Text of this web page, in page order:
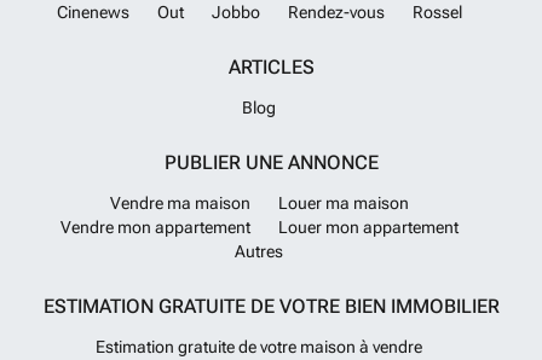
Adriatique et de la réserve marine de Torre Guaceto,à 25 minutes
heure de Lecce.Une villa d’exception qui associe design, confort et
Cinenews
Out Jobbo Rendez-vous Rossel
ARTICLES
Blog
PUBLIER UNE ANNONCE
Vendre ma maison
Louer ma maison
Vendre mon appartement
Louer mon appartement
Autres
ESTIMATION GRATUITE DE VOTRE BIEN IMMOBILIER
Estimation gratuite de votre maison à vendre